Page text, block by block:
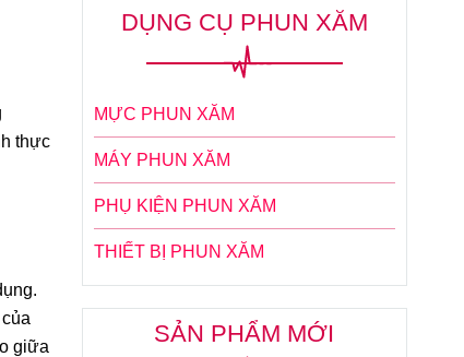
thực
giữa
DỤNG CỤ PHUN XĂM
MỰC PHUN XĂM
MÁY PHUN XĂM
PHỤ KIỆN PHUN XĂM
THIẾT BỊ PHUN XĂM
SẢN PHẨM MỚI